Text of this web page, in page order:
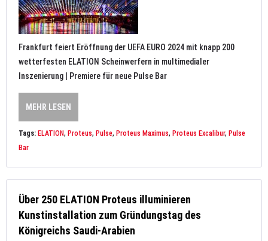
Frankfurt feiert Eröffnung der UEFA EURO 2024 mit knapp 200
wetterfesten ELATION Scheinwerfern in multimedialer
Inszenierung | Premiere für neue Pulse Bar
MEHR LESEN
Tags: ELATION, Proteus, Pulse, Proteus Maximus, Proteus Excalibur, Pulse
Bar
Über 250 ELATION Proteus illuminieren
Kunstinstallation zum Gründungstag des
Königreichs Saudi-Arabien